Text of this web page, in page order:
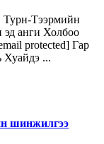
Турн-Тээрмийн
эд анги Холбоо
protected] Гар
...
шинжилгээ